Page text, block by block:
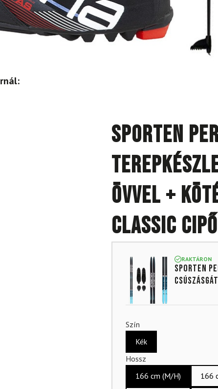
SPORTEN
övvel +
Classic
RAKTÁRON
SPORTEN
Szín
Kék
Hossz
166 cm (M/H)
166